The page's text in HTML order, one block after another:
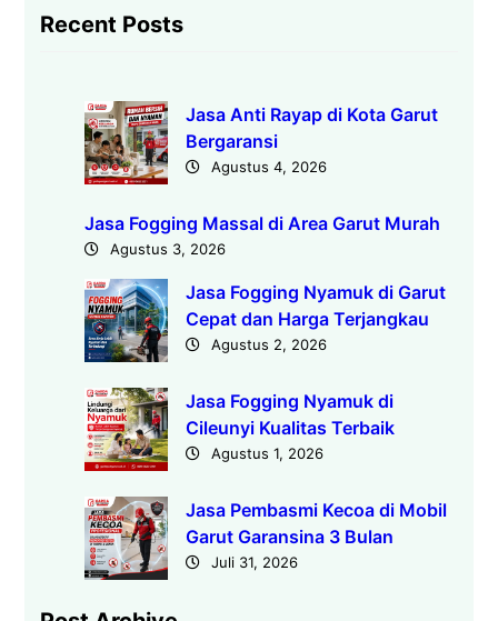
Recent Posts
Jasa Anti Rayap di Kota Garut
Bergaransi
Agustus 4, 2026
Jasa Fogging Massal di Area Garut Murah
Agustus 3, 2026
Jasa Fogging Nyamuk di Garut
Cepat dan Harga Terjangkau
Agustus 2, 2026
Jasa Fogging Nyamuk di
Cileunyi Kualitas Terbaik
Agustus 1, 2026
Jasa Pembasmi Kecoa di Mobil
Garut Garansina 3 Bulan
Juli 31, 2026